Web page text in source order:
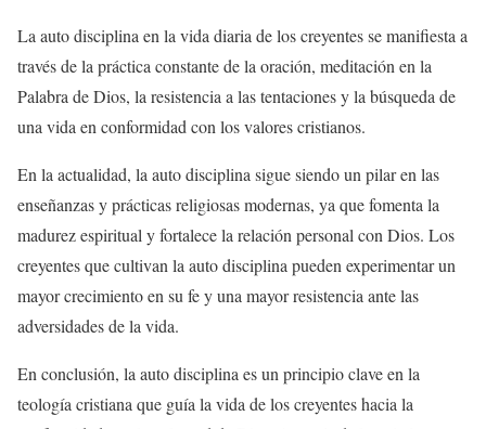
La auto disciplina en la vida diaria de los creyentes se manifiesta a
través de la práctica constante de la oración, meditación en la
Palabra de Dios, la resistencia a las tentaciones y la búsqueda de
una vida en conformidad con los valores cristianos.
En la actualidad, la auto disciplina sigue siendo un pilar en las
enseñanzas y prácticas religiosas modernas, ya que fomenta la
madurez espiritual y fortalece la relación personal con Dios. Los
creyentes que cultivan la auto disciplina pueden experimentar un
mayor crecimiento en su fe y una mayor resistencia ante las
adversidades de la vida.
En conclusión, la auto disciplina es un principio clave en la
teología cristiana que guía la vida de los creyentes hacia la